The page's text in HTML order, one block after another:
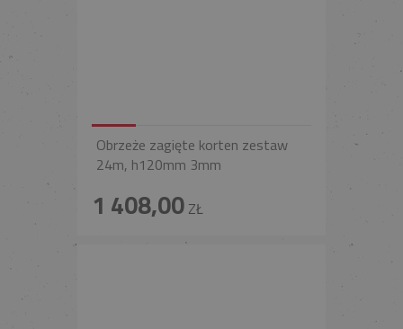
Obrzeże zagięte korten zestaw
24m, h120mm 3mm
1 408,00ZŁ